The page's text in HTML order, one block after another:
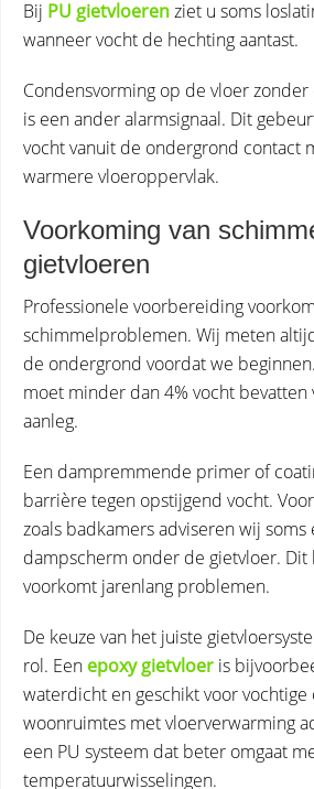
Bij PU gietvloerenziet u soms
wanneer vocht de hechting aantast.
Condensvorming op de vloer
is een ander alarmsignaal. Dit
vocht vanuit de ondergrond contact
warmere vloeroppervlak.
Voorkoming van
gietvloeren
Professionele voorbereiding
schimmelproblemen. Wij meten
de ondergrond voordat we
moet minder dan 4% vocht bevatten
aanleg.
Een dampremmende primer of
barrière tegen opstijgend vocht.
zoals badkamers adviseren wij soms
dampscherm onder de gietvloer. Dit
voorkomt jarenlang problemen.
De keuze van het juiste
rol. Een epoxy gietvloer is
waterdicht en geschikt voor vochtige
woonruimtes met vloerverwarming
een PU systeem dat beter omgaat
temperatuurwisselingen.